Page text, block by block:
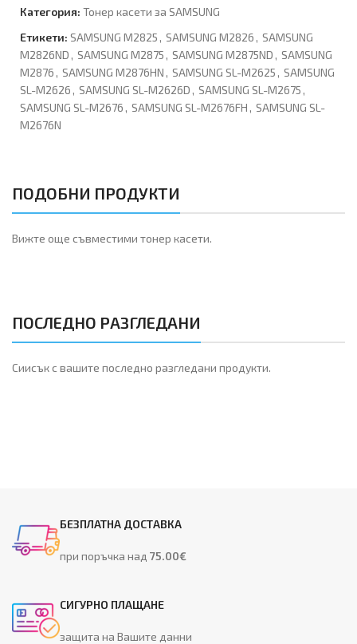
Категория: Тонер касети за SAMSUNG
Етикети: SAMSUNG M2825 , SAMSUNG M2826 , SAMSUNG
M2826ND , SAMSUNG M2875 , SAMSUNG M2875ND , SAMSUNG
M2876 , SAMSUNG M2876HN , SAMSUNG SL-M2625 , SAMSUNG
SL-M2626 , SAMSUNG SL-M2626D , SAMSUNG SL-M2675 ,
SAMSUNG SL-M2676 , SAMSUNG SL-M2676FH , SAMSUNG SL-
M2676N
ПОДОБНИ ПРОДУКТИ
Вижте още съвместими тонер касети.
ПОСЛЕДНО РАЗГЛЕДАНИ
Сиисък с вашите последно разгледани продукти.
БЕЗПЛАТНА ДОСТАВКА
при поръчка над75.00€
СИГУРНО ПЛАЩАНЕ
защита на Вашите данни